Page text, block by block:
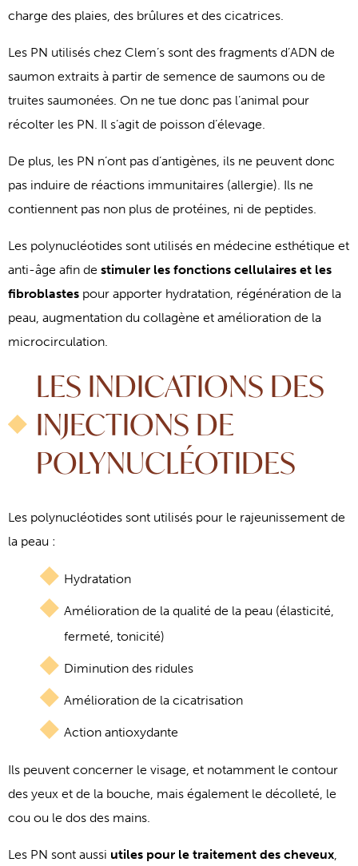
charge des plaies, des brûlures et des cicatrices.
Les PN utilisés chez Clem’s sont des fragments d’ADN de
saumon extraits à partir de semence de saumons ou de
truites saumonées. On ne tue donc pas l’animal pour
récolter les PN. Il s’agit de poisson d’élevage.
De plus, les PN n’ont pas d’antigènes, ils ne peuvent donc
pas induire de réactions immunitaires (allergie). Ils ne
contiennent pas non plus de protéines, ni de peptides.
Les polynucléotides sont utilisés en médecine esthétique et
anti-âge afin de stimuler les fonctions cellulaires et les
fibroblastes pour apporter hydratation, régénération de la
peau, augmentation du collagène et amélioration de la
microcirculation.
LES INDICATIONS DES
INJECTIONS DE
POLYNUCLÉOTIDES
Les polynucléotides sont utilisés pour le rajeunissement de
la peau :
Hydratation
Amélioration de la qualité de la peau (élasticité,
fermeté, tonicité)
Diminution des ridules
Amélioration de la cicatrisation
Action antioxydante
Ils peuvent concerner le visage, et notamment le contour
des yeux et de la bouche, mais également le décolleté, le
cou ou le dos des mains.
Les PN sont aussi utiles pour le traitement des cheveux,